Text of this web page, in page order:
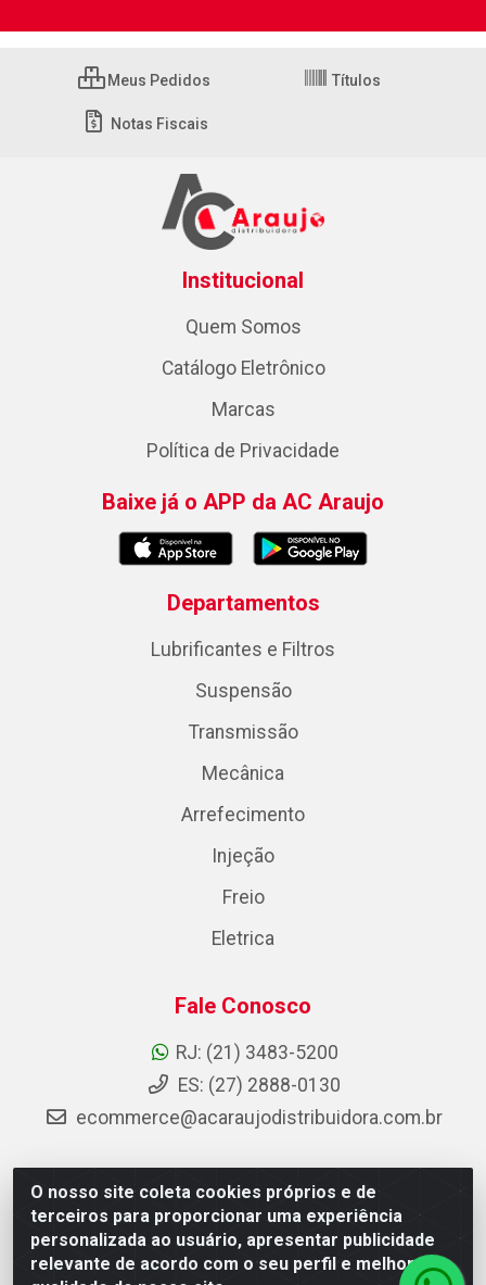
O nosso site coleta cookies próprios e de
terceiros para proporcionar uma experiência
personalizada ao usuário, apresentar publicidade
relevante de acordo com o seu perfil e melhorar a
Meus Pedidos Títulos
Notas Fiscais
Institucional
Quem Somos
Catálogo Eletrônico
Marcas
Política de Privacidade
Baixe já o APP da AC Araujo
Departamentos
Lubrificantes e Filtros
Suspensão
Transmissão
Mecânica
Arrefecimento
Injeção
Freio
Eletrica
Fale Conosco
RJ: (21) 3483-5200
ES: (27) 2888-0130
ecommerce@acaraujodistribuidora.com.br
AC Araujo Distribuidora - Rua Carneiro de Campos, 42 -
São Cristóvão, Rio de Janeiro/RJ - CEP 20.920-410 -
CNPJ 08.744.753/0003-85